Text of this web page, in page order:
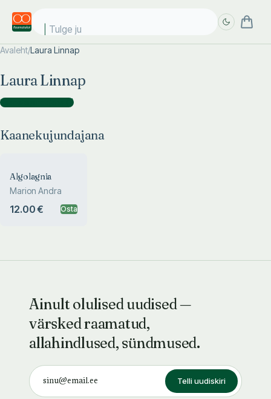
Tulge jub
Avaleht/Laura Linnap
Laura Linnap
Kaanekujundajana )
Kaanekujundajana
Algolagnia
Marion Andra
12.00 € Osta
Ainult olulised uudised —
värsked raamatud,
allahindlused, sündmused.
Telli uudiskiri